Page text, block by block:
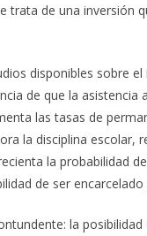
trata de una inversión
disponibles sobre
de que la
las tasas de
la disciplina escolar,
la probabilidad
de ser
la